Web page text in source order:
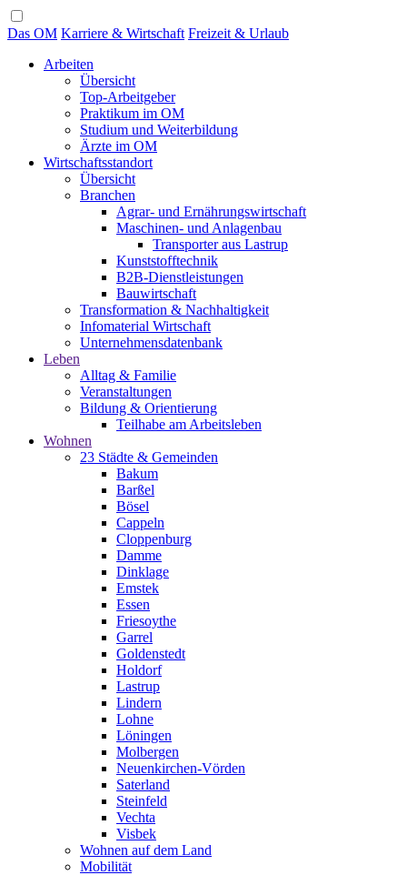
Das OM Karriere & Wirtschaft Freizeit & Urlaub
Arbeiten
Übersicht
Top-Arbeitgeber
Praktikum im OM
Studium und Weiterbildung
Ärzte im OM
Wirtschaftsstandort
Übersicht
Branchen
Agrar- und Ernährungswirtschaft
Maschinen- und Anlagenbau
Transporter aus Lastrup
Kunststofftechnik
B2B-Dienstleistungen
Bauwirtschaft
Transformation & Nachhaltigkeit
Infomaterial Wirtschaft
Unternehmensdatenbank
Leben
Alltag & Familie
Veranstaltungen
Bildung & Orientierung
Teilhabe am Arbeitsleben
Wohnen
23 Städte & Gemeinden
Bakum
Barßel
Bösel
Cappeln
Cloppenburg
Damme
Dinklage
Emstek
Essen
Friesoythe
Garrel
Goldenstedt
Holdorf
Lastrup
Lindern
Lohne
Löningen
Molbergen
Neuenkirchen-Vörden
Saterland
Steinfeld
Vechta
Visbek
Wohnen auf dem Land
Mobilität